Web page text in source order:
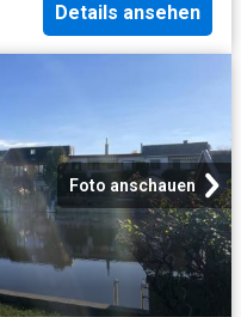
Details ansehen
Foto anschauen